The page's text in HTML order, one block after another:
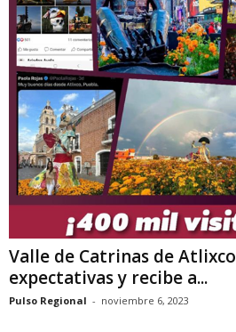
Valle de Catrinas de
expectativas y recibe a...
Pulso Regional - noviembre 6, 2023